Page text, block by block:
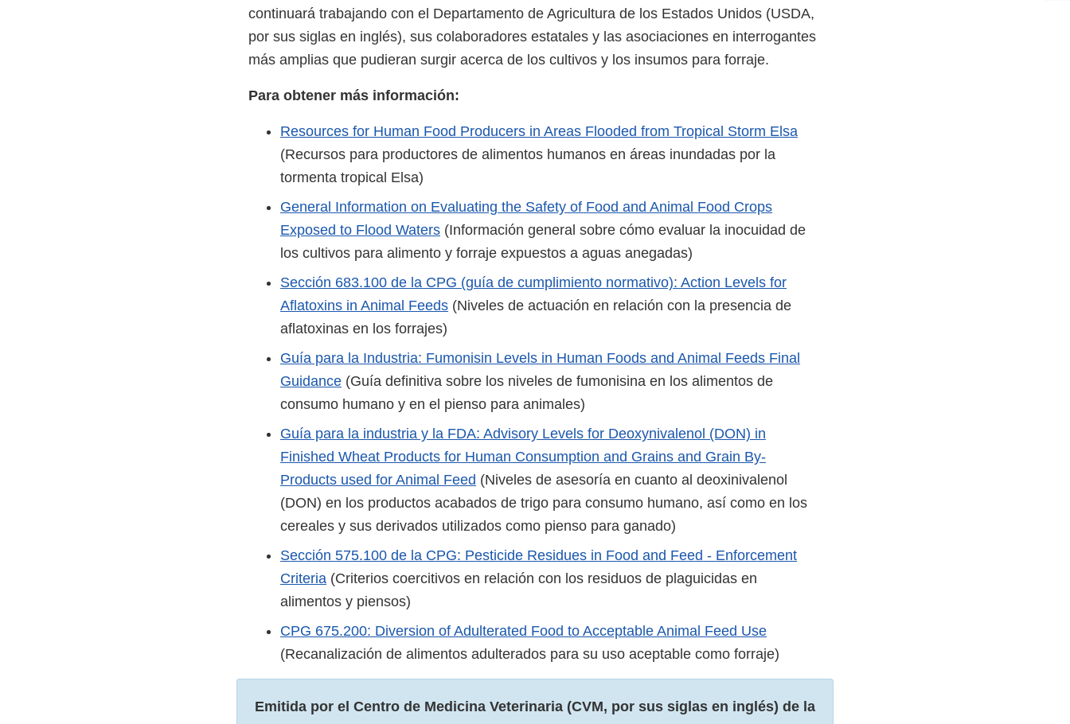
continuará trabajando con el Departamento de Agricultura de los Estados Unidos (USDA,
por sus siglas en inglés), sus colaboradores estatales y las asociaciones en interrogantes
más amplias que pudieran surgir acerca de los cultivos y los insumos para forraje.
Para obtener más información:
Resources for Human Food Producers in Areas Flooded from Tropical Storm Elsa
(Recursos para productores de alimentos humanos en áreas inundadas por la
tormenta tropical Elsa)
General Information on Evaluating the Safety of Food and Animal Food Crops
Exposed to Flood Waters (Información general sobre cómo evaluar la inocuidad de
los cultivos para alimento y forraje expuestos a aguas anegadas)
Sección 683.100 de la CPG (guía de cumplimiento normativo): Action Levels for
Aflatoxins in Animal Feeds (Niveles de actuación en relación con la presencia de
aflatoxinas en los forrajes)
Guía para la Industria: Fumonisin Levels in Human Foods and Animal Feeds Final
Guidance (Guía definitiva sobre los niveles de fumonisina en los alimentos de
consumo humano y en el pienso para animales)
Guía para la industria y la FDA: Advisory Levels for Deoxynivalenol (DON) in
Finished Wheat Products for Human Consumption and Grains and Grain By-
Products used for Animal Feed (Niveles de asesoría en cuanto al deoxinivalenol
(DON) en los productos acabados de trigo para consumo humano, así como en los
cereales y sus derivados utilizados como pienso para ganado)
Sección 575.100 de la CPG: Pesticide Residues in Food and Feed - Enforcement
Criteria (Criterios coercitivos en relación con los residuos de plaguicidas en
alimentos y piensos)
CPG 675.200: Diversion of Adulterated Food to Acceptable Animal Feed Use
(Recanalización de alimentos adulterados para su uso aceptable como forraje)
Emitida por el Centro de Medicina Veterinaria (CVM, por sus siglas en inglés) de la